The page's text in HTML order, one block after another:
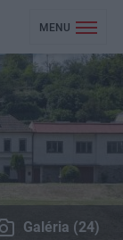
MENU
Galéria (24)